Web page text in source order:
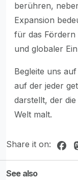
berühren,
Expansion
für das Fördern
und globaler
Begleite uns
auf der jeder
darstellt, der
Welt malt.
Share it on:
See also